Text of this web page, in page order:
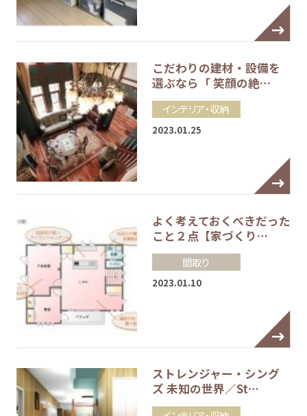
こだわりの建材・設備を
選ぶなら「 笑顔の絶…
インテリア・収納
2023.01.25
よく考えておくべきだった
こと２点【家づくり…
間取り
2023.01.10
ストレンジャー・シング
ズ 未知の世界／St…